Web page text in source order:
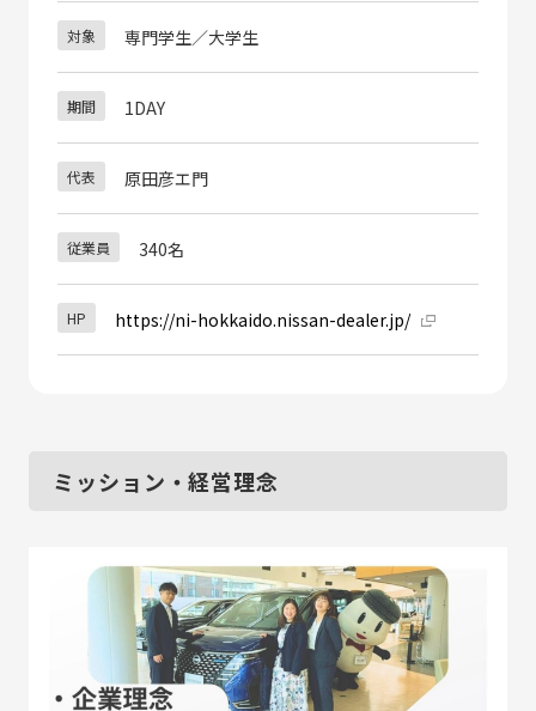
対象 専門学生／大学生
期間 1DAY
代表 原田彦エ門
従業員 340名
HP https://ni-hokkaido.nissan-dealer.jp/
ミッション・経営理念